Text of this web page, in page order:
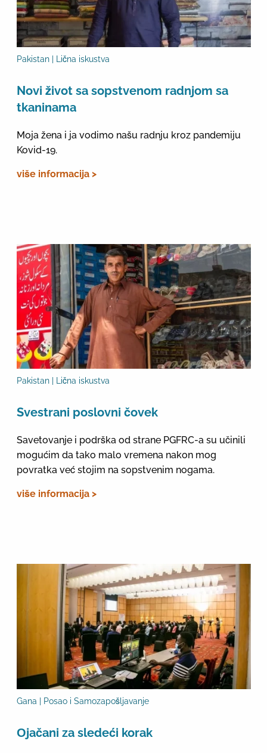
Pakistan | Lična iskustva
Novi život sa sopstvenom radnjom sa
tkaninama
Moja žena i ja vodimo našu radnju kroz pandemiju
Kovid-19.
više informacija >
Pakistan | Lična iskustva
Svestrani poslovni čovek
Savetovanje i podrška od strane PGFRC-a su učinili
mogućim da tako malo vremena nakon mog
povratka već stojim na sopstvenim nogama.
više informacija >
Gana | Posao i Samozapošljavanje
Оjačani za sledeći korak